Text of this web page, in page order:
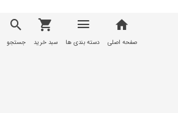
صفحه اصلی دسته بندی ها سبد خرید جستجو
تمامی مطالب، عکس ها و... متعلق به سایت
T1Sanat